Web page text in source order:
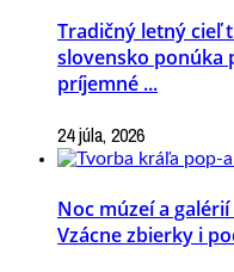
Tradičný letný cieľ
slovensko ponúka
príjemné ...
24 júla, 2026
Noc múzeí a
Vzácne zbierky i